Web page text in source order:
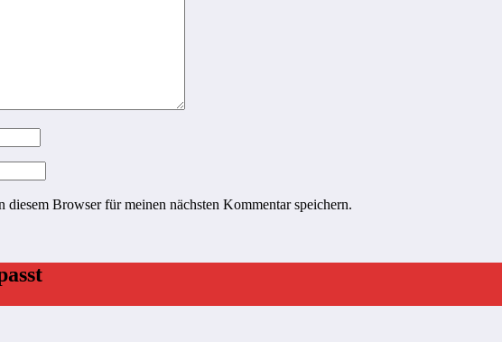
Browser für meinen nächsten Kommentar speichern.